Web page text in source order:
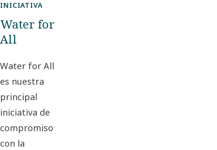
INICIATIVA
Water for
All
Water for All
es nuestra
principal
iniciativa de
compromiso
con la